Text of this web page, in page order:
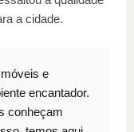
a cidade.
e
encantador.
conheçam